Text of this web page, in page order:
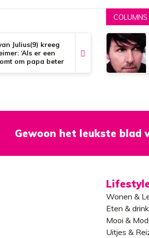
Julius(9) kreeg
‘Als er een
om papa beter
COLUMNS
Gewoon het leukste blad
Wonen &
Eten &
Mooi &
Uitjes &